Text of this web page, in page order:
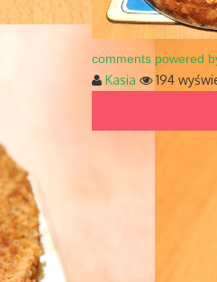
comments powered
Kasia 194